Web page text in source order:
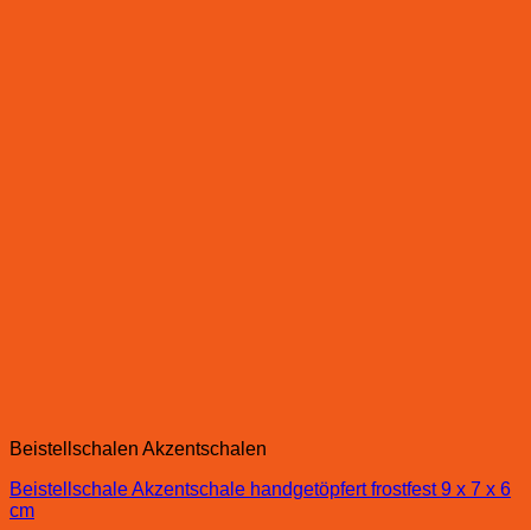
Beistellschalen Akzentschalen
Beistellschale Akzentschale handgetöpfert frostfest 9 x 7 x 6
cm